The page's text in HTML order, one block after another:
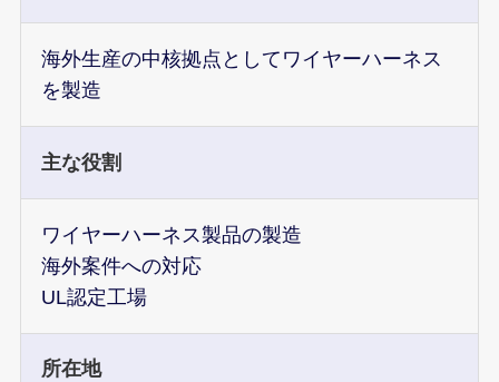
海外生産の中核拠点としてワイヤーハーネス
を製造
主な役割
ワイヤーハーネス製品の製造
海外案件への対応
UL認定工場
所在地